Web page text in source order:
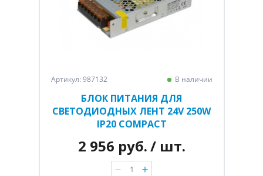
Артикул: 987132 В наличии
БЛОК ПИТАНИЯ ДЛЯ
СВЕТОДИОДНЫХ ЛЕНТ 24V 250W
IP20 COMPACT
2 956 руб./ шт.